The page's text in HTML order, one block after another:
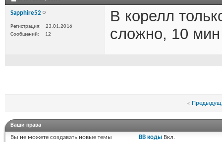
Sapphire52
Регистрация
23.01.2016
Сообщений
12
В корелл
сложно, 10 мин
«
Ваши права
Вы не можете создавать новые темы
BB коды Вкл.